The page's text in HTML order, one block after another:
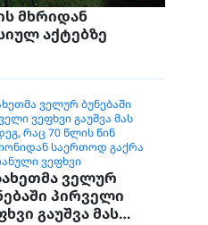
მხრიდან
აქტებზე
ᲕᲔᲚᲣᲠ ᲑᲣᲜᲔᲑᲐᲨᲘ
ᲕᲔᲤᲮᲕᲘ ᲒᲐᲣᲨᲕᲐ ᲛᲐᲡ
ᲠᲐᲪ 70 ᲬᲚᲘᲡ ᲬᲘᲜ
ᲡᲐᲔᲠᲗᲝᲓ ᲒᲐᲥᲠᲐ
ᲕᲔᲤᲮᲕᲘ
ველურ
პირველი
გაუშვა მას